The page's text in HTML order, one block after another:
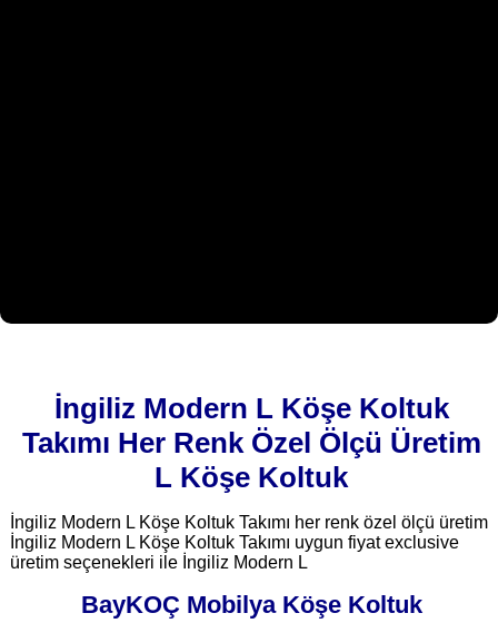
İngiliz Modern L Köşe Koltuk
Takımı Her Renk Özel Ölçü Üretim
L Köşe Koltuk
İngiliz Modern L Köşe Koltuk Takımı her renk özel ölçü üretim
İngiliz Modern L Köşe Koltuk Takımı uygun fiyat exclusive
üretim seçenekleri ile İngiliz Modern L
BayKOÇ Mobilya Köşe Koltuk